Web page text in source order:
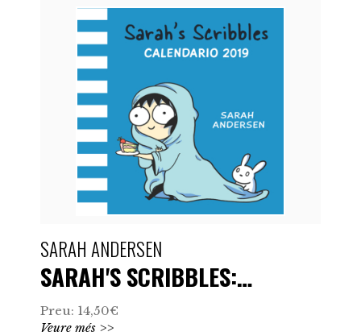
SARAH ANDERSEN
SARAH'S SCRIBBLES:…
Preu: 14,50€
Veure més >>